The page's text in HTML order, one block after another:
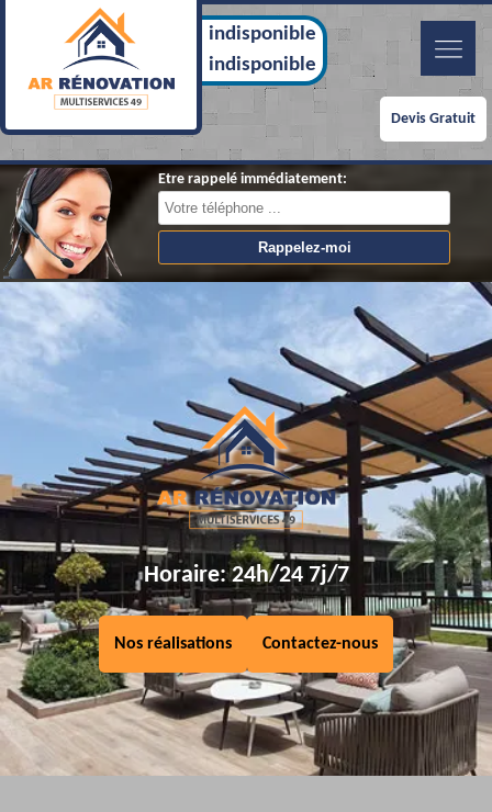
indisponible
indisponible
Devis Gratuit
Etre rappelé immédiatement:
Horaire: 24h/24 7j/7
Nos réalisations Contactez-nous